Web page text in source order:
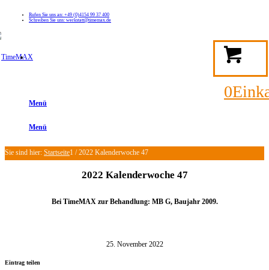
Rufen Sie uns an: +49 (0)4154 99 37 400
Schreiben Sie uns: werkstatt@timemax.de
0
Menü
Menü
Sie sind hier: Startseite1 / 2022 Kalenderwoche 47
2022 Kalenderwoche 47
Bei TimeMAX zur Behandlung: MB G, Baujahr 2009.
25. November 2022
Eintrag teilen